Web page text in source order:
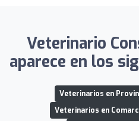
Veterinario
aparece en los
Veterinarios en
Veterinarios en